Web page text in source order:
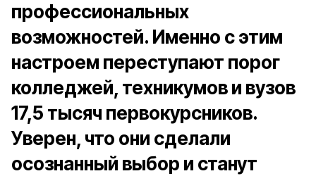
профессиональных
возможностей. Именно с этим
настроем переступают порог
колледжей, техникумов и вузов
17,5 тысяч первокурсников.
Уверен, что они сделали
осознанный выбор и станут